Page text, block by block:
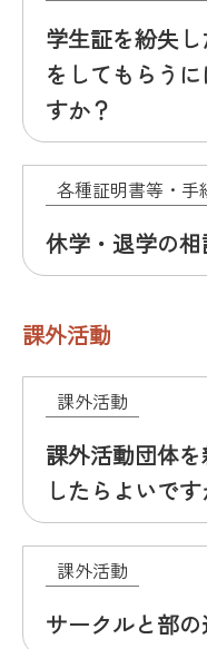
学生証を紛失
をしてもらう
すか？
各種証明書等・手
休学・退学の
課外活動
課外活動
課外活動団体
したらよいです
課外活動
サークルと部